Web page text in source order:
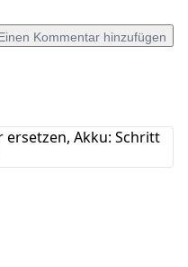
Kommentar hinzufügen
hinzufügen